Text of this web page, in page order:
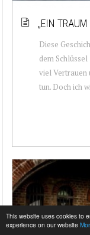
This website uses cookies to
experience on our website
„EIN
Diese
dem
viel Vertrauen
tun. Doch ich